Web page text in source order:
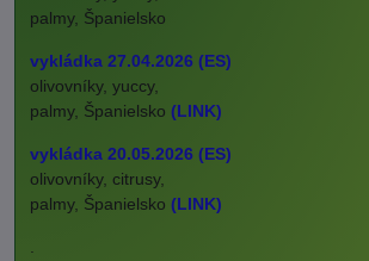
palmy, Španielsko
vykládka 27.04.2026 (ES)
olivovníky, yuccy,
palmy, Španielsko (LINK)
vykládka 20.05.2026 (ES)
olivovníky, citrusy,
palmy, Španielsko (LINK)
.